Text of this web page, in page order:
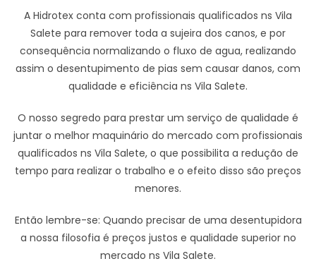
A Hidrotex conta com profissionais qualificados ns Vila
Salete para remover toda a sujeira dos canos, e por
consequência normalizando o fluxo de agua, realizando
assim o desentupimento de pias sem causar danos, com
qualidade e eficiência ns Vila Salete.
O nosso segredo para prestar um serviço de qualidade é
juntar o melhor maquinário do mercado com profissionais
qualificados ns Vila Salete, o que possibilita a redução de
tempo para realizar o trabalho e o efeito disso são preços
menores.
Então lembre-se: Quando precisar de uma desentupidora
a nossa filosofia é preços justos e qualidade superior no
mercado ns Vila Salete.